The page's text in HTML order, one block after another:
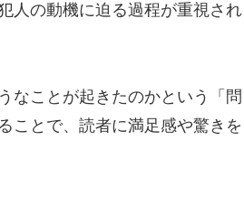
人の動機に迫る過程が重視され
なことが起きたのかという「問
ことで、読者に満足感や驚きを